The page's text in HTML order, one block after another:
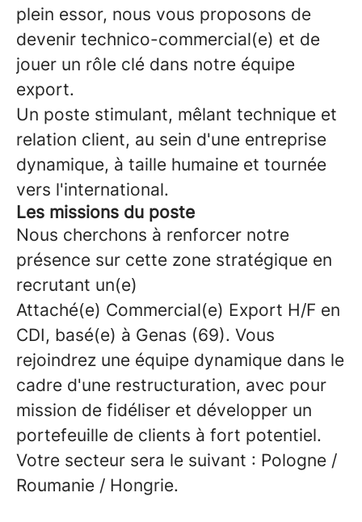
plein essor, nous vous proposons de
devenir technico-commercial(e) et de
jouer un rôle clé dans notre équipe
export.
Un poste stimulant, mêlant technique et
relation client, au sein d'une entreprise
dynamique, à taille humaine et tournée
vers l'international.
Les missions du poste
Nous cherchons à renforcer notre
présence sur cette zone stratégique en
recrutant un(e)
Attaché(e) Commercial(e) Export H/F en
CDI, basé(e) à Genas (69). Vous
rejoindrez une équipe dynamique dans le
cadre d'une restructuration, avec pour
mission de fidéliser et développer un
portefeuille de clients à fort potentiel.
Votre secteur sera le suivant : Pologne /
Roumanie / Hongrie.